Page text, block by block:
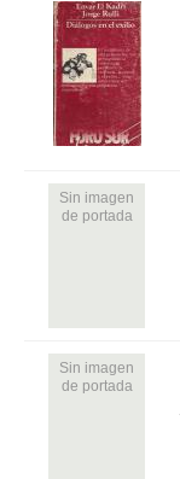
Sin imagen
de portada
Sin imagen
de portada